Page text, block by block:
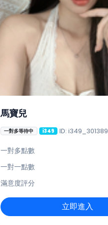
馬寶兒
一對多等待中 i349 ID: i349_301389
一對多點數
一對一點數
滿意度評分
立即進入